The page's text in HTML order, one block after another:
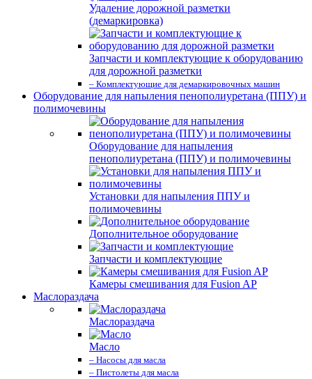
Удаление дорожной разметки
(демаркировка)
Запчасти и комплектующие к оборудованию
для дорожной разметки
– Комплектующие для демаркировочных машин
Оборудование для напыления пенополиуретана (ППУ) и
полимочевины
Оборудование для напыления
пенополиуретана (ППУ) и полимочевины
Установки для напыления ППУ и
полимочевины
Дополнительное оборудование
Запчасти и комплектующие
Камеры смешивания для Fusion AP
Маслораздача
Маслораздача
Масло
– Насосы для масла
– Пистолеты для масла